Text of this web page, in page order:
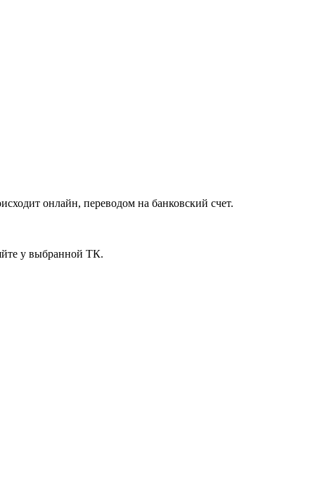
онлайн, переводом на банковский счет.
у выбранной ТК.